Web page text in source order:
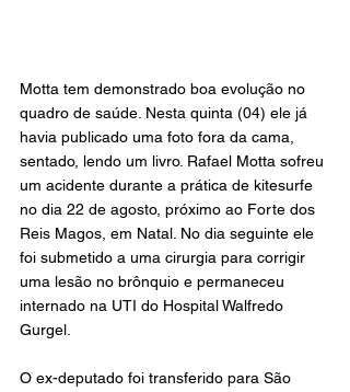
Motta tem demonstrado boa evolução no
quadro de saúde. Nesta quinta (04) ele já
havia publicado uma foto fora da cama,
sentado, lendo um livro. Rafael Motta sofreu
um acidente durante a prática de kitesurfe
no dia 22 de agosto, próximo ao Forte dos
Reis Magos, em Natal. No dia seguinte ele
foi submetido a uma cirurgia para corrigir
uma lesão no brônquio e permaneceu
internado na UTI do Hospital Walfredo
Gurgel.
O ex-deputado foi transferido para São